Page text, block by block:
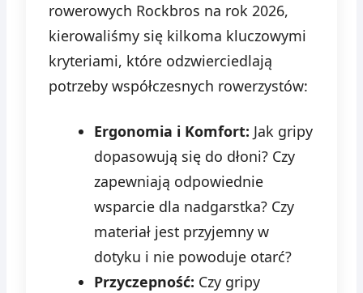
rowerowych Rockbros na rok 2026,
kierowaliśmy się kilkoma kluczowymi
kryteriami, które odzwierciedlają
potrzeby współczesnych rowerzystów:
Ergonomia i Komfort: Jak gripy
dopasowują się do dłoni? Czy
zapewniają odpowiednie
wsparcie dla nadgarstka? Czy
materiał jest przyjemny w
dotyku i nie powoduje otarć?
Przyczepność: Czy gripy